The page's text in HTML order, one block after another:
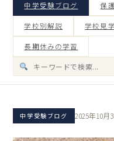
中学受験ブログ 保
学校別解説 学校見学
長期休みの学習
中学受験ブログ 2025年10月